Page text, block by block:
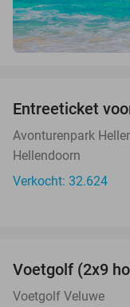
Entreeticket
Avonturenpark
Hellendoorn
Verkocht: 32.624
Voetgolf (2x9
Voetgolf Veluwe